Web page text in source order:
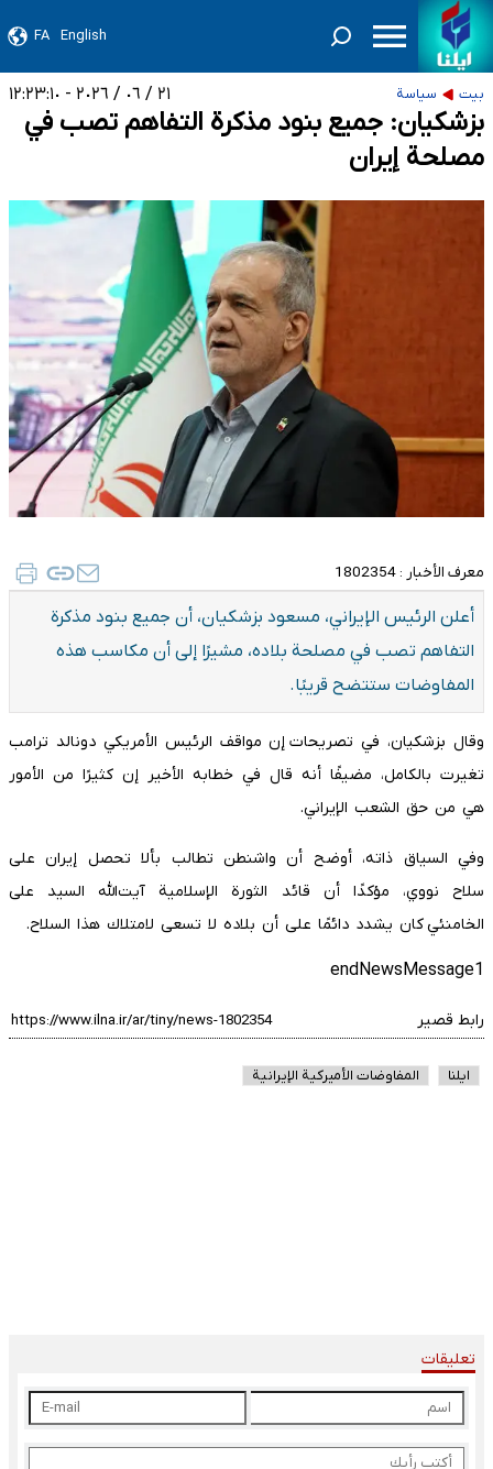
English
FA
بيت سياسة ٢١ / ٠٦ / ٢٠٢٦ - ١٢:٢٣:١٠
بزشكيان: جميع بنود مذكرة التفاهم تصب في
مصلحة إيران
معرف الأخبار : 1802354
أعلن الرئيس الإيراني، مسعود بزشكيان، أن جميع بنود مذكرة
التفاهم تصب في مصلحة بلاده، مشيرًا إلى أن مكاسب هذه
المفاوضات ستتضح قريبًا.
وقال بزشكيان، في تصريحات إن مواقف الرئيس الأمريكي دونالد ترامب
تغيرت بالكامل، مضيفًا أنه قال في خطابه الأخير إن كثيرًا من الأمور
هي من حق الشعب الإيراني.
وفي السياق ذاته، أوضح أن واشنطن تطالب بألا تحصل إيران على
سلاح نووي، مؤكدًا أن قائد الثورة الإسلامية آيت‌الله السيد علی
الخامنئي كان يشدد دائمًا على أن بلاده لا تسعى لامتلاك هذا السلاح.
endNewsMessage1
رابط قصير
ایلنا المفاوضات الأميركية الإيرانية
تعليقات